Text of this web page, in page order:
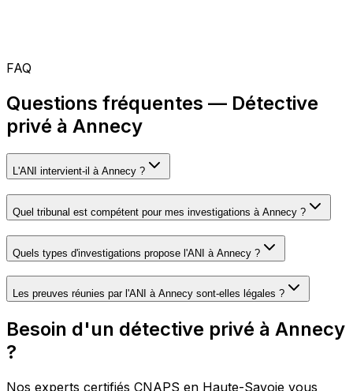
FAQ
Questions fréquentes — Détective
privé à Annecy
L'ANI intervient-il à Annecy ?
Quel tribunal est compétent pour mes investigations à Annecy ?
Quels types d'investigations propose l'ANI à Annecy ?
Les preuves réunies par l'ANI à Annecy sont-elles légales ?
Besoin d'un détective privé à Annecy
?
Nos experts certifiés CNAPS en Haute-Savoie vous